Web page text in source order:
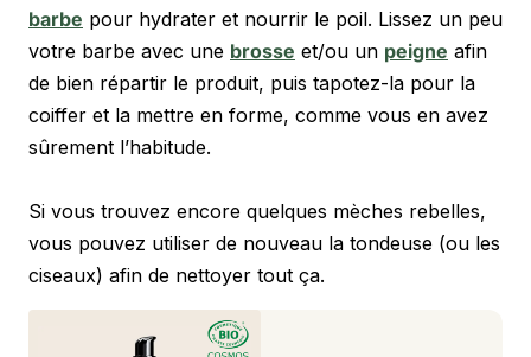
barbe pour hydrater et nourrir le poil. Lissez un peu
votre barbe avec une brosse et/ou un peigne afin
de bien répartir le produit, puis tapotez-la pour la
coiffer et la mettre en forme, comme vous en avez
sûrement l’habitude.
Si vous trouvez encore quelques mèches rebelles,
vous pouvez utiliser de nouveau la tondeuse (ou les
ciseaux) afin de nettoyer tout ça.